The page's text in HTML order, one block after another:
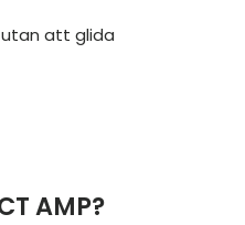
utan att glida
AMP?